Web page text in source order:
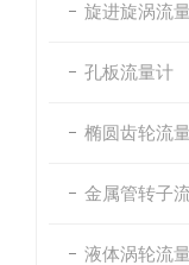
旋进旋涡流
孔板流量计
椭圆齿轮流
金属管转子
液体涡轮流